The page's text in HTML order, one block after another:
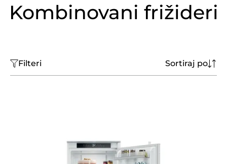
Kombinovani frižideri
Filteri Sortiraj po